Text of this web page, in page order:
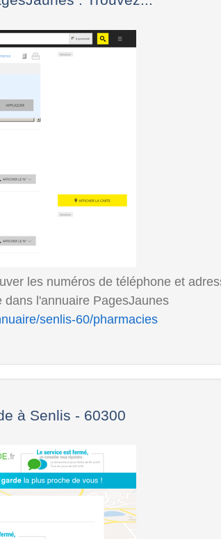
les numéros de téléphone et
l'annuaire PagesJaunes
senlis-60/pharmacies
à Senlis - 60300